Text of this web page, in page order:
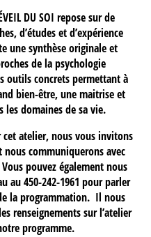
DU SOI repose sur de
d’études et d’expérience
une synthèse originale et
de la psychologie
outils concrets permettant à
bien-être, une maitrise et
les domaines de sa vie.
atelier, nous vous invitons
communiquerons avec
pouvez également nous
au 450-242-1961 pour parler
la programmation. Il nous
renseignements sur l’atelier
programme.